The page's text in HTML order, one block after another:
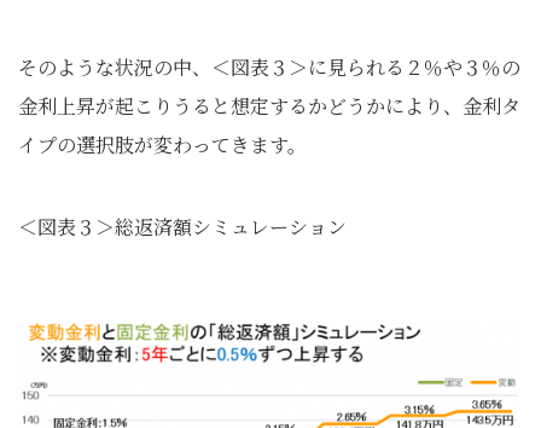
そのような状況の中、＜図表３＞に見られる２％や３％の
金利上昇が起こりうると想定するかどうかにより、金利タ
イプの選択肢が変わってきます。
＜図表３＞総返済額シミュレーション